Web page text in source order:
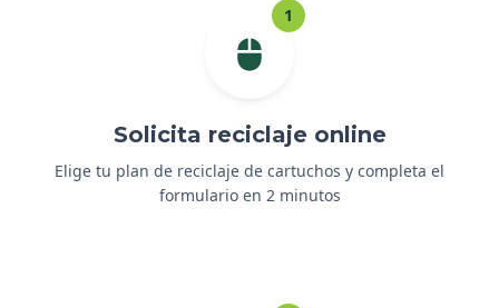
1
Solicita reciclaje online
Elige tu plan de reciclaje de cartuchos y completa el
formulario en 2 minutos